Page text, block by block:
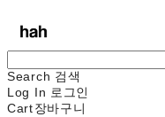
Search 검색
Log In 로그인
Cart장바구니